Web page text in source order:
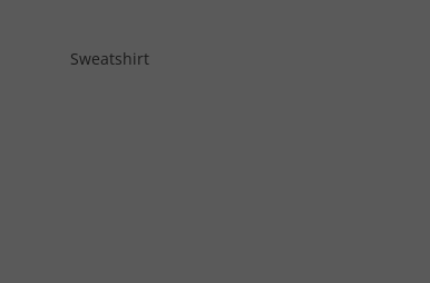
Sweatshirt